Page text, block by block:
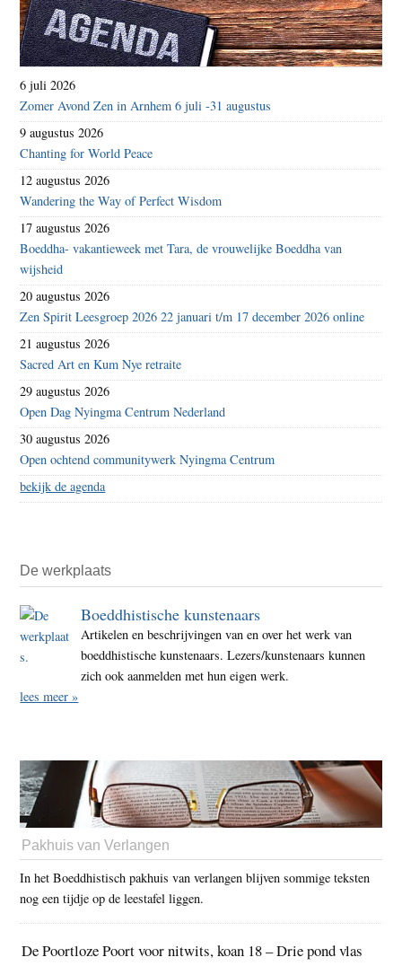
6 juli 2026
Zomer Avond Zen in Arnhem 6 juli -31 augustus
9 augustus 2026
Chanting for World Peace
12 augustus 2026
Wandering the Way of Perfect Wisdom
17 augustus 2026
Boeddha- vakantieweek met Tara, de vrouwelijke Boeddha van
wijsheid
20 augustus 2026
Zen Spirit Leesgroep 2026 22 januari t/m 17 december 2026 online
21 augustus 2026
Sacred Art en Kum Nye retraite
29 augustus 2026
Open Dag Nyingma Centrum Nederland
30 augustus 2026
Open ochtend communitywerk Nyingma Centrum
bekijk de agenda
De werkplaats
Boeddhistische kunstenaars
Artikelen en beschrijvingen van en over het werk van
boeddhistische kunstenaars. Lezers/kunstenaars kunnen
zich ook aanmelden met hun eigen werk.
lees meer »
Pakhuis van Verlangen
In het Boeddhistisch pakhuis van verlangen blijven sommige teksten
nog een tijdje op de leestafel liggen.
De Poortloze Poort voor nitwits, koan 18 – Drie pond vlas